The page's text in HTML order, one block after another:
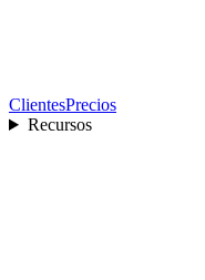
ClientesPrecios
Recursos